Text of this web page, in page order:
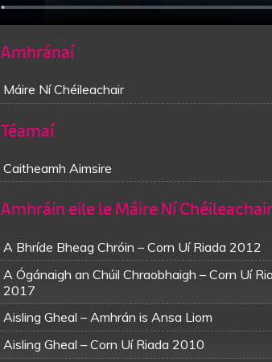
Amhránaí
Máire Ní Chéileachair
Téamaí
Caitheamh Aimsire
Amhráin eile le Máire Ní Chéileachair
A Bhríde Bheag Chróin – Corn Uí Riada 2012
A Ógánaigh an Chúil Chraobhaigh – Corn Uí
2017
Aisling Gheal – Amhrán is Ansa Liom
Aisling Gheal – Corn Uí Riada 2010